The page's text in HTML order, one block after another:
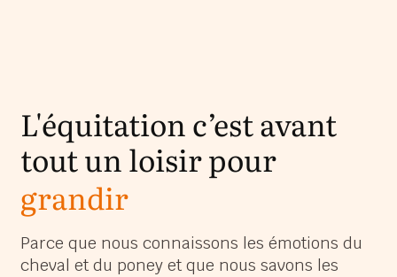
L'équitation c’est avant
tout un loisir pour
grandir
s’épanouir
Parce que nous connaissons les émotions du
cheval et du poney et que nous savons les